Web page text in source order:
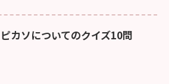
ピカソについてのクイズ10問